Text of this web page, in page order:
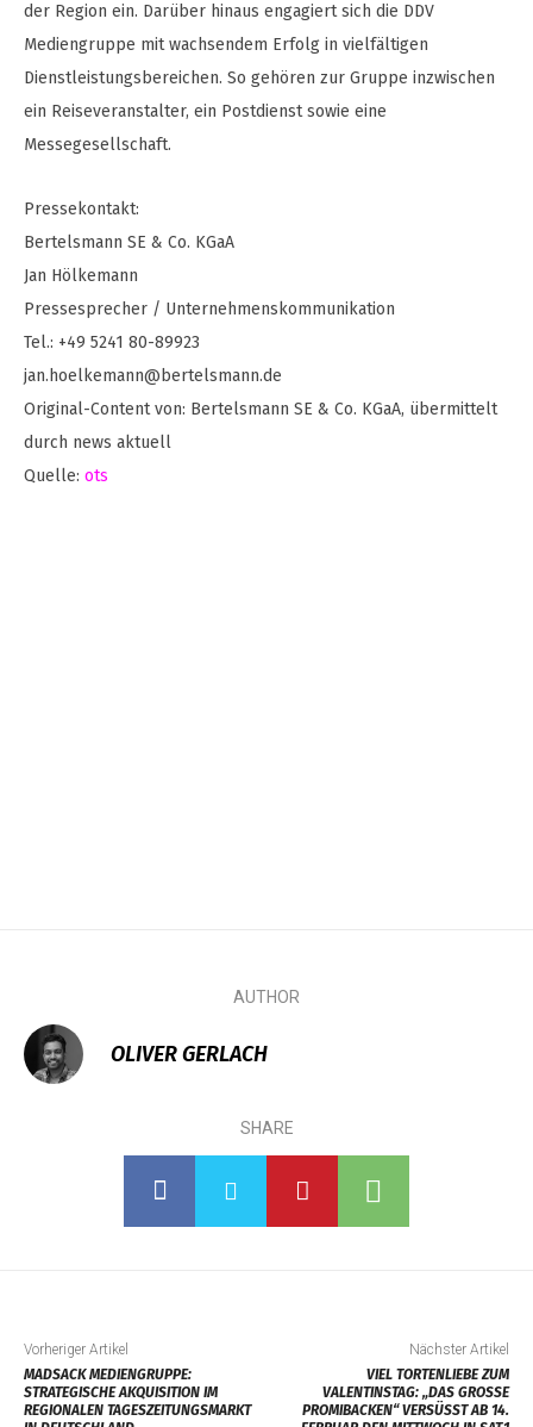
der Region ein. Darüber hinaus engagiert sich die DDV
Mediengruppe mit wachsendem Erfolg in vielfältigen
Dienstleistungsbereichen. So gehören zur Gruppe inzwischen
ein Reiseveranstalter, ein Postdienst sowie eine
Messegesellschaft.
Pressekontakt:
Bertelsmann SE & Co. KGaA
Jan Hölkemann
Pressesprecher / Unternehmenskommunikation
Tel.: +49 5241 80-89923
jan.hoelkemann@bertelsmann.de
Original-Content von: Bertelsmann SE & Co. KGaA, übermittelt
durch news aktuell
Quelle: ots
AUTHOR
OLIVER GERLACH
SHARE
Vorheriger Artikel
MADSACK MEDIENGRUPPE:
STRATEGISCHE AKQUISITION IM
REGIONALEN TAGESZEITUNGSMARKT
Nächster Artikel
VIEL TORTENLIEBE ZUM
VALENTINSTAG: „DAS GROSSE P
ROMIBACKEN“ VERSÜSST AB 14. FE